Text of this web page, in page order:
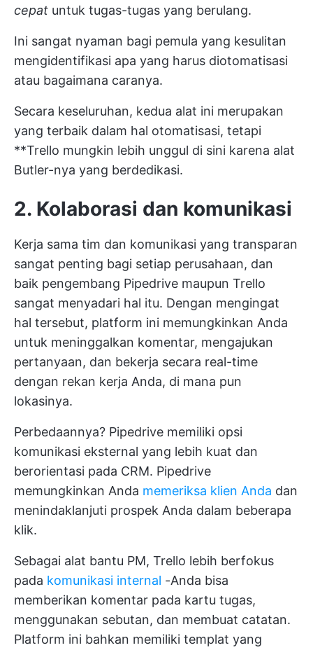
cepat untuk tugas-tugas yang berulang.
Ini sangat nyaman bagi pemula yang kesulitan
mengidentifikasi apa yang harus diotomatisasi
atau bagaimana caranya.
Secara keseluruhan, kedua alat ini merupakan
yang terbaik dalam hal otomatisasi, tetapi
**Trello mungkin lebih unggul di sini karena alat
Butler-nya yang berdedikasi.
2. Kolaborasi dan komunikasi
Kerja sama tim dan komunikasi yang transparan
sangat penting bagi setiap perusahaan, dan
baik pengembang Pipedrive maupun Trello
sangat menyadari hal itu. Dengan mengingat
hal tersebut, platform ini memungkinkan Anda
untuk meninggalkan komentar, mengajukan
pertanyaan, dan bekerja secara real-time
dengan rekan kerja Anda, di mana pun
lokasinya.
Perbedaannya? Pipedrive memiliki opsi
komunikasi eksternal yang lebih kuat dan
berorientasi pada CRM. Pipedrive
memungkinkan Anda memeriksa klien Anda dan
menindaklanjuti prospek Anda dalam beberapa
klik.
Sebagai alat bantu PM, Trello lebih berfokus
pada komunikasi internal -Anda bisa
memberikan komentar pada kartu tugas,
menggunakan sebutan, dan membuat catatan.
Platform ini bahkan memiliki templat yang